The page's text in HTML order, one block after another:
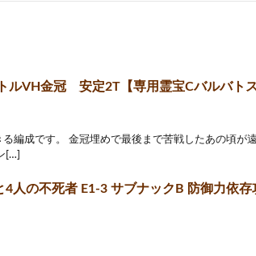
ルVH金冠 安定2T【専用霊宝Cバルバトス
編成です。 金冠埋めで最後まで苦戦したあの頃が
[…]
人の不死者 E1-3 サブナックB 防御力依存